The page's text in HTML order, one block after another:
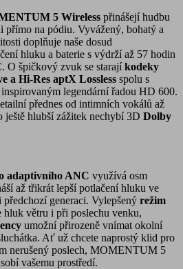
5 Wireless přinášejí hudbu
přímo na pódiu. Vyvážený, bohatý a
doplňuje naše dosud
hluku a baterie s výdrží až 57 hodin
O špičkový zvuk se starajíkodeky
a Hi-Res aptX Lossless spolu s
legendární řadou HD 600.
přednes od intimních vokálů až
ještě hlubší zážitek nechybí 3D Dolby
adaptivního ANC využívá osm
až třikrát lepší potlačení hluku ve
generaci. Vylepšený režim
hluk větru i při poslechu venku,
umožní přirozeně vnímat okolní
Ať už chcete naprostý klid pro
nerušený poslech, MOMENTUM 5
vašemu prostředí.